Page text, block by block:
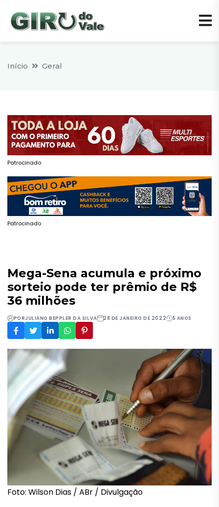
Início Geral
Patrocinado
Patrocinado
Mega-Sena acumula e próximo
sorteio pode ter prêmio de R$
36 milhões
PORJULIANO BEPPLER DA SILVA 28 DE JANEIRO DE 2022 5 ANOS
Foto: Wilson Dias / ABr / Divulgação